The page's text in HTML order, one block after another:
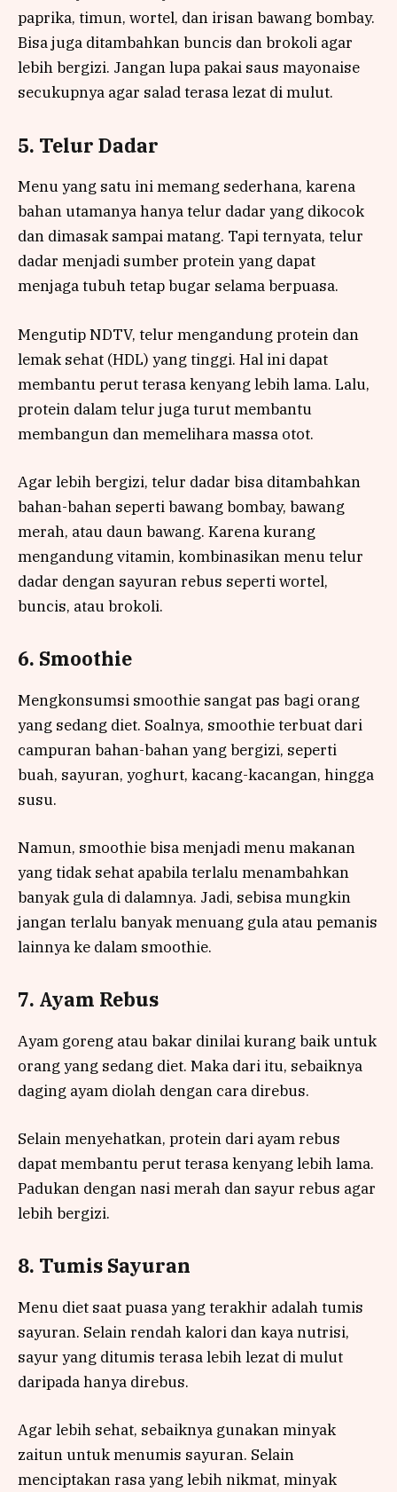
paprika, timun, wortel, dan irisan bawang bombay.
Bisa juga ditambahkan buncis dan brokoli agar
lebih bergizi. Jangan lupa pakai saus mayonaise
secukupnya agar salad terasa lezat di mulut.
5. Telur Dadar
Menu yang satu ini memang sederhana, karena
bahan utamanya hanya telur dadar yang dikocok
dan dimasak sampai matang. Tapi ternyata, telur
dadar menjadi sumber protein yang dapat
menjaga tubuh tetap bugar selama berpuasa.
Mengutip NDTV, telur mengandung protein dan
lemak sehat (HDL) yang tinggi. Hal ini dapat
membantu perut terasa kenyang lebih lama. Lalu,
protein dalam telur juga turut membantu
membangun dan memelihara massa otot.
Agar lebih bergizi, telur dadar bisa ditambahkan
bahan-bahan seperti bawang bombay, bawang
merah, atau daun bawang. Karena kurang
mengandung vitamin, kombinasikan menu telur
dadar dengan sayuran rebus seperti wortel,
buncis, atau brokoli.
6. Smoothie
Mengkonsumsi smoothie sangat pas bagi orang
yang sedang diet. Soalnya, smoothie terbuat dari
campuran bahan-bahan yang bergizi, seperti
buah, sayuran, yoghurt, kacang-kacangan, hingga
susu.
Namun, smoothie bisa menjadi menu makanan
yang tidak sehat apabila terlalu menambahkan
banyak gula di dalamnya. Jadi, sebisa mungkin
jangan terlalu banyak menuang gula atau pemanis
lainnya ke dalam smoothie.
7. Ayam Rebus
Ayam goreng atau bakar dinilai kurang baik untuk
orang yang sedang diet. Maka dari itu, sebaiknya
daging ayam diolah dengan cara direbus.
Selain menyehatkan, protein dari ayam rebus
dapat membantu perut terasa kenyang lebih lama.
Padukan dengan nasi merah dan sayur rebus agar
lebih bergizi.
8. Tumis Sayuran
Menu diet saat puasa yang terakhir adalah tumis
sayuran. Selain rendah kalori dan kaya nutrisi,
sayur yang ditumis terasa lebih lezat di mulut
daripada hanya direbus.
Agar lebih sehat, sebaiknya gunakan minyak
zaitun untuk menumis sayuran. Selain
menciptakan rasa yang lebih nikmat, minyak